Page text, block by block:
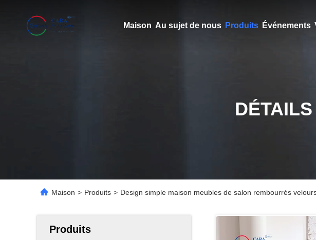
Maison Au sujet de nous Produits Événements
Maison > Produits > Design simple maison meubles de salon rembourrés
Produits